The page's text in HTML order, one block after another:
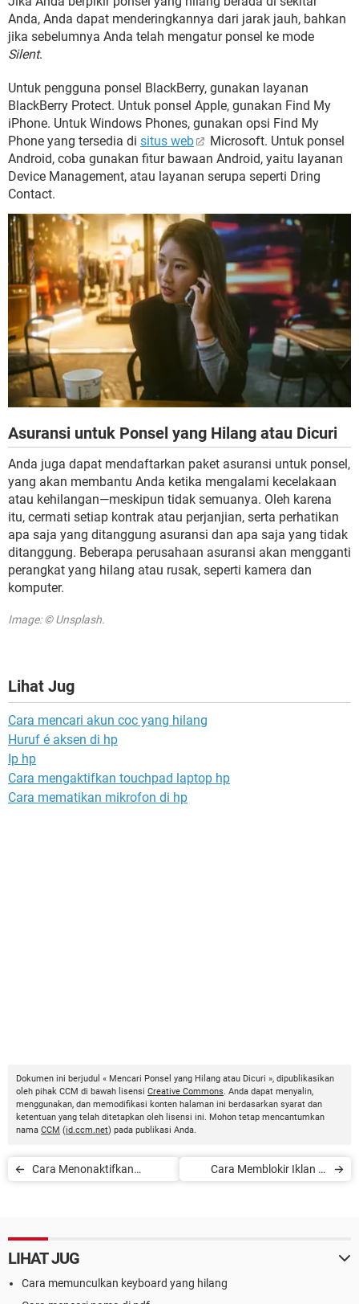
Anda, Anda dapat menderingkannya dari jarak jauh, bahkan
jika sebelumnya Anda telah mengatur ponsel ke mode
Silent.
Untuk pengguna ponsel BlackBerry, gunakan layanan
BlackBerry Protect. Untuk ponsel Apple, gunakan Find My
iPhone. Untuk Windows Phones, gunakan opsi Find My
Phone yang tersedia di situs web
Microsoft. Untuk ponsel
Android, coba gunakan fitur bawaan Android, yaitu layanan
Device Management, atau layanan serupa seperti Dring
Contact.
Asuransi untuk Ponsel yang Hilang atau Dicuri
Anda juga dapat mendaftarkan paket asuransi untuk ponsel,
yang akan membantu Anda ketika mengalami kecelakaan
atau kehilangan—meskipun tidak semuanya. Oleh karena
itu, cermati setiap kontrak atau perjanjian, serta perhatikan
apa saja yang ditanggung asuransi dan apa saja yang tidak
ditanggung. Beberapa perusahaan asuransi akan mengganti
perangkat yang hilang atau rusak, seperti kamera dan
komputer.
Image: © Unsplash.
Lihat Jug
Cara mencari akun coc yang hilang
Huruf é aksen di hp
Ip hp
Cara mengaktifkan touchpad laptop hp
Cara mematikan mikrofon di hp
Dokumen ini berjudul « Mencari Ponsel yang Hilang atau Dicuri », dipublikasikan
oleh pihak CCM di bawah lisensi Creative Commons. Anda dapat menyalin,
menggunakan, dan memodifikasi konten halaman ini berdasarkan syarat dan
ketentuan yang telah ditetapkan oleh lisensi ini. Mohon tetap mencantumkan
nama CCM (id.ccm.net) pada publikasi Anda.
Cara Menonaktifkan
Cara Memblokir Iklan di
LIHAT JUG
Cara memunculkan keyboard yang hilang